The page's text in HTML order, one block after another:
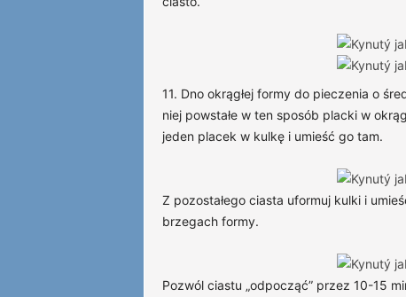
11. Dno okrągłej formy do pieczenia o
niej powstałe w ten sposób placki w
jeden placek w kulkę i umieść go tam.
Z pozostałego ciasta uformuj kulki i
brzegach formy.
Pozwól ciastu „odpocząć” przez 10-15